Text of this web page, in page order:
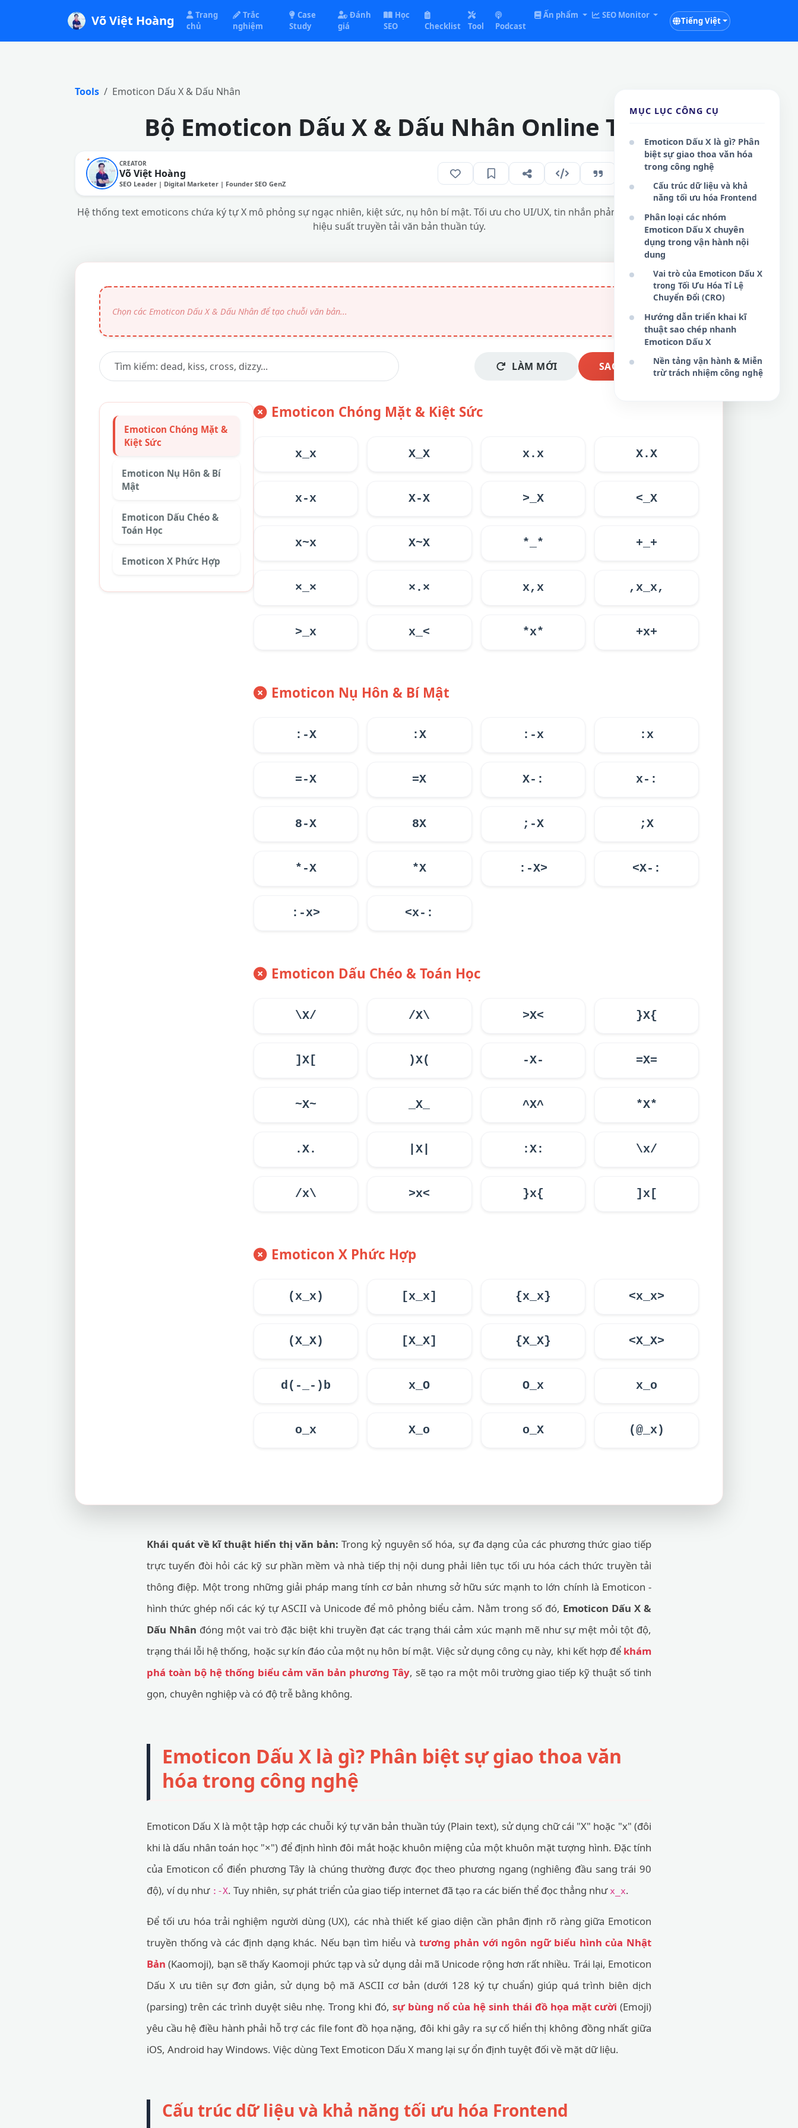
Võ Việt Hoàng
Trang
chủ
Trắc
nghiệm
Case
Study
Đánh
giá
Học
SEO
Checklist Tool Podcast
Ấn phẩm SEO Monitor
Tiếng Việt
Tools Emoticon Dấu X & Dấu Nhân
Bộ Emoticon Dấu X & Dấu Nhân Online Tool
CREATOR
Võ Việt Hoàng
SEO Leader | Digital Marketer | Founder SEO GenZ
114
Hệ thống text emoticons chứa ký tự X mô phỏng sự ngạc nhiên, kiệt sức, nụ hôn bí mật. Tối ưu cho UI/UX, tin nhắn phản hồi nhanh và nâng cao
hiệu suất truyền tải văn bản thuần túy.
LÀM MỚI SAO CHÉP NGAY
Emoticon Chóng Mặt &
Kiệt Sức
Emoticon Nụ Hôn & Bí
Mật
Emoticon Dấu Chéo &
Toán Học
Emoticon X Phức Hợp
Emoticon Chóng Mặt & Kiệt Sức
x_x X_X x.x X.X
x-x X-X >_X <_X
x~x X~X *_* +_+
×_× ×.× x,x ,x_x,
>_x x_< *x* +x+
Emoticon Nụ Hôn & Bí Mật
:-X :X :-x :x
=-X =X X-: x-:
8-X 8X ;-X ;X
*-X *X :-X> <X-:
:-x> <x-:
Emoticon Dấu Chéo & Toán Học
\X/ /X\ >X< }X{
]X[ )X( -X- =X=
~X~ _X_ ^X^ *X*
.X. |X| :X: \x/
/x\ >x< }x{ ]x[
Emoticon X Phức Hợp
(x_x) [x_x] {x_x} <x_x>
(X_X) [X_X] {X_X} <X_X>
d(-_-)b x_O O_x x_o
o_x X_o o_X (@_x)
Khái quát về kĩ thuật hiển thị văn bản: Trong kỷ nguyên số hóa, sự đa dạng của các phương thức giao tiếp
trực tuyến đòi hỏi các kỹ sư phần mềm và nhà tiếp thị nội dung phải liên tục tối ưu hóa cách thức truyền tải
thông điệp. Một trong những giải pháp mang tính cơ bản nhưng sở hữu sức mạnh to lớn chính là Emoticon -
hình thức ghép nối các ký tự ASCII và Unicode để mô phỏng biểu cảm. Nằm trong số đó, Emoticon Dấu X &
Dấu Nhân đóng một vai trò đặc biệt khi truyền đạt các trạng thái cảm xúc mạnh mẽ như sự mệt mỏi tột độ,
trạng thái lỗi hệ thống, hoặc sự kín đáo của một nụ hôn bí mật. Việc sử dụng công cụ này, khi kết hợp để khám
phá toàn bộ hệ thống biểu cảm văn bản phương Tây, sẽ tạo ra một môi trường giao tiếp kỹ thuật số tinh
gọn, chuyên nghiệp và có độ trễ bằng không.
Emoticon Dấu X là gì? Phân biệt sự giao thoa văn
hóa trong công nghệ
Emoticon Dấu X là một tập hợp các chuỗi ký tự văn bản thuần túy (Plain text), sử dụng chữ cái "X" hoặc "x" (đôi
khi là dấu nhân toán học "×") để định hình đôi mắt hoặc khuôn miệng của một khuôn mặt tượng hình. Đặc tính
của Emoticon cổ điển phương Tây là chúng thường được đọc theo phương ngang (nghiêng đầu sang trái 90
độ), ví dụ như :-X. Tuy nhiên, sự phát triển của giao tiếp internet đã tạo ra các biến thể đọc thẳng như x_x.
Để tối ưu hóa trải nghiệm người dùng (UX), các nhà thiết kế giao diện cần phân định rõ ràng giữa Emoticon
truyền thống và các định dạng khác. Nếu bạn tìm hiểu và tương phản với ngôn ngữ biểu hình của Nhật
Bản (Kaomoji), bạn sẽ thấy Kaomoji phức tạp và sử dụng dải mã Unicode rộng hơn rất nhiều. Trái lại, Emoticon
Dấu X ưu tiên sự đơn giản, sử dụng bộ mã ASCII cơ bản (dưới 128 ký tự chuẩn) giúp quá trình biên dịch
(parsing) trên các trình duyệt siêu nhẹ. Trong khi đó, sự bùng nổ của hệ sinh thái đồ họa mặt cười (Emoji)
yêu cầu hệ điều hành phải hỗ trợ các file font đồ họa nặng, đôi khi gây ra sự cố hiển thị không đồng nhất giữa
iOS, Android hay Windows. Việc dùng Text Emoticon Dấu X mang lại sự ổn định tuyệt đối về mặt dữ liệu.
Cấu trúc dữ liệu và khả năng tối ưu hóa Frontend
MỤC LỤC CÔNG CỤ
Emoticon Dấu X là gì? Phân
biệt sự giao thoa văn hóa
trong công nghệ
Cấu trúc dữ liệu và khả
năng tối ưu hóa Frontend
Phân loại các nhóm
Emoticon Dấu X chuyên
dụng trong vận hành nội
dung
Vai trò của Emoticon Dấu X
trong Tối Ưu Hóa Tỉ Lệ
Chuyển Đổi (CRO)
Hướng dẫn triển khai kĩ
thuật sao chép nhanh
Emoticon Dấu X
Nền tảng vận hành & Miễn
trừ trách nhiệm công nghệ